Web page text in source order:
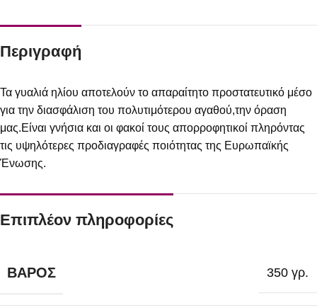
Περιγραφή
Τα γυαλιά ηλίου αποτελούν το απαραίτητο προστατευτικό μέσο
για την διασφάλιση του πολυτιμότερου αγαθού,την όραση
μας.Είναι γνήσια και οι φακοί τους απορροφητικοί πληρόντας
τις υψηλότερες προδιαγραφές ποιότητας της Ευρωπαϊκής
Ένωσης.
Επιπλέον πληροφορίες
ΒΆΡΟΣ 350 γρ.